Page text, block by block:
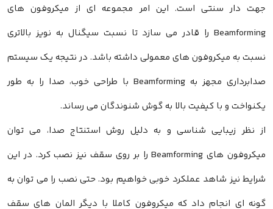
جهت دار سنتی است. این امر مجموعه ای از میکروفون های
Beamforming را قادر می سازد تا نسبت سیگنال به نویز بالاتری
نسبت به میکروفون های معمولی داشته باشد. در نتیجه یک سیستم
صدابرداری مجهز به Beamforming با طراحی خوب، صدا را به طور
یکنواخت و با کیفیت بالا به گوش شنوندگان می رساند.
از نظر زیبایی شناسی و به دلیل روش استنتاج صدا، می توان
میکروفون های Beamforming را بر روی سقف نیز نصب کرد. در این
شرایط نیز شاهد عملکرد خوبی خواهیم بود. حتی نصب را می توان به
گونه ای انجام داد که میکروفون کاملا با دیگر المان های سقف